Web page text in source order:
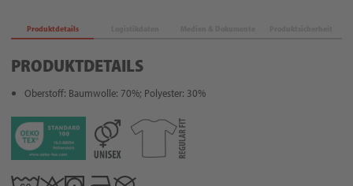
Produktdetails
PRODUKTDETAILS
Oberstoff: Baumwolle: 70%; Polyester: 30%